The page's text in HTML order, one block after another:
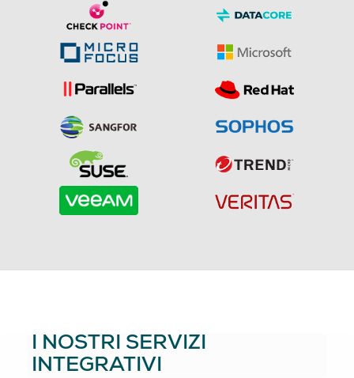
I NOSTRI SERVIZI
INTEGRATIVI